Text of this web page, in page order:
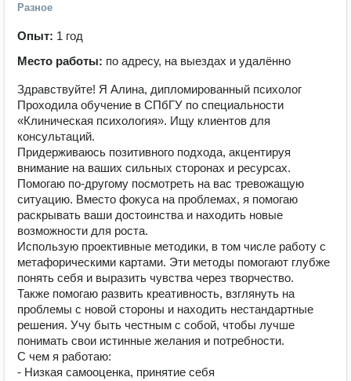
Разное
Опыт: 1 год
Место работы: по адресу, на выездах и удалённо
Здравствуйте! Я Алина, дипломированный психолог
Проходила обучение в СПбГУ по специальности
«Клиническая психология». Ищу клиентов для
консультаций.
Придерживаюсь позитивного подхода, акцентируя
внимание на ваших сильных сторонах и ресурсах.
Помогаю по-другому посмотреть на вас тревожащую
ситуацию. Вместо фокуса на проблемах, я помогаю
раскрывать ваши достоинства и находить новые
возможности для роста.
Использую проективные методики, в том числе работу с
метафорическими картами. Эти методы помогают глубже
понять себя и выразить чувства через творчество.
Также помогаю развить креативность, взглянуть на
проблемы с новой стороны и находить нестандартные
решения. Учу быть честным с собой, чтобы лучше
понимать свои истинные желания и потребности.
С чем я работаю:
- Низкая самооценка, принятие себя